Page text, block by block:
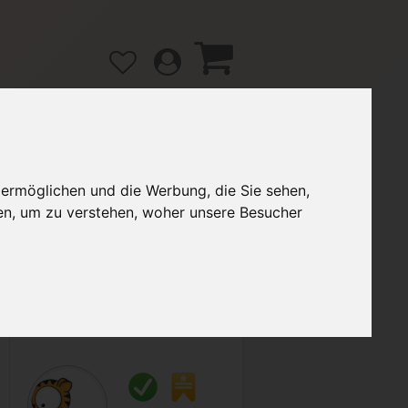
und die Werbung, die Sie sehen,
um zu verstehen, woher unsere Besucher
Hilfe / FAQ